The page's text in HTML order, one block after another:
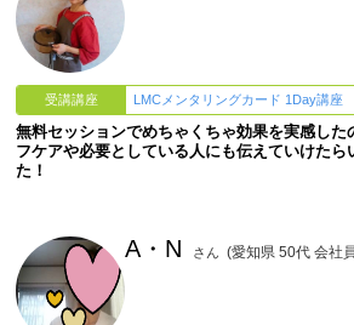
受講講座 LMCメンタリングカード 1Day講座
無料セッションでめちゃくちゃ効果を実感し
フケアや必要としている人にも伝えていけたら
た！
A・N さん (愛知県 50代 会社